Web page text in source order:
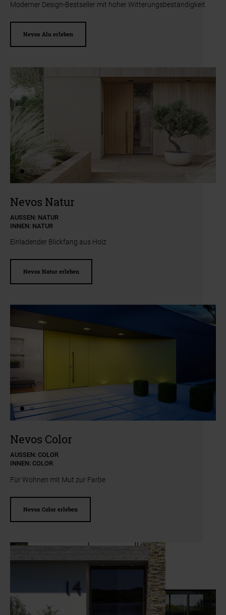
Moderner Design-Bestseller mit hoher Witterungsbeständigkeit
Nevos Alu erleben
Slider überspringen
Nevos Natur
AUSSEN: NATUR
INNEN: NATUR
Einladender Blickfang aus Holz
Nevos Natur erleben
Slider überspringen
Nevos Color
AUSSEN: COLOR
INNEN: COLOR
Für Wohnen mit Mut zur Farbe
Nevos Color erleben
Slider überspringen